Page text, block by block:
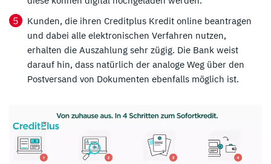
Kunden, die ihren Creditplus Kredit online beantragen
und dabei alle elektronischen Verfahren nutzen,
erhalten die Auszahlung sehr zügig. Die Bank weist
darauf hin, dass natürlich der analoge Weg über den
Postversand von Dokumenten ebenfalls möglich ist.